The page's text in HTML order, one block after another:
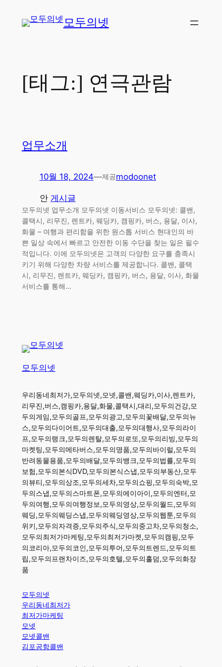
모두의넷
[태그:] 연극관람
업무소개
10월 18, 2024—제공modoonet
안 게시글
모두의넷 업무소개 모두의넷 이동서비스 모두의넷: 콜밴,
콜택시, 리무진, 렌트카, 웨딩카, 캠핑카, 버스, 용달, 이사,
화물 – 여행과 편리함을 위한 원스톱 서비스 현대인의 바
쁜 일상 속에서 빠르고 안전한 이동 수단을 찾는 일은 필수
적입니다. 이에 모두의넷은 고객의 다양한 요구를 충족시
키기 위해 다양한 차량 서비스를 제공합니다. 콜밴, 콜택
시, 리무진, 렌트카, 웨딩카, 캠핑카, 버스, 용달, 이사, 화물
서비스를 통해…
모두의넷
우리동네최저가,모두의넷,모넷,콜밴,웨딩카,이사,렌트카,
리무진,버스,캠핑카,용달,화물,콜택시,대리,모두의건강,모
두의게임,모두의골프,모두의광고,모두의꽃배달,모두의뉴
스,모두의다이어트,모두의대출,모두의대행사,모두의라이
프,모두의랭크,모두의렌탈,모두의로또,모두의리빙,모두의
마켓팅,모두의메타버스,모두의명품,모두의바이럴,모두의
반려동물용품,모두의배달,모두의뱅크,모두의법률,모두의
보험,모두의본식DVD,모두의본식스냅,모두의부동산,모두
의뷰티,모두의상조,모두의세차,모두의쇼핑,모두의숙박,모
두의스냅,모두의스마트폰,모두의에이아이,모두의엔터,모
두의여행,모두의여행정보,모두의영상,모두의월드,모두의
웨딩,모두의웨딩스냅,모두의웨딩영상,모두의웹툰,모두의
위키,모두의자격증,모두의주식,모두의중고차,모두의청소,
모두의최저가마케팅,모두의최저가마켓,모두의캠핑,모두
의코리아,모두의코인,모두의투어,모두의트렌드,모두의트
립,모두의프랜차이즈,모두의호텔,모두의홀덤,모두의화장
품
모두의넷
우리동네최저가
최저가마케팅
모넷
모넷콜밴
김포공항콜밴